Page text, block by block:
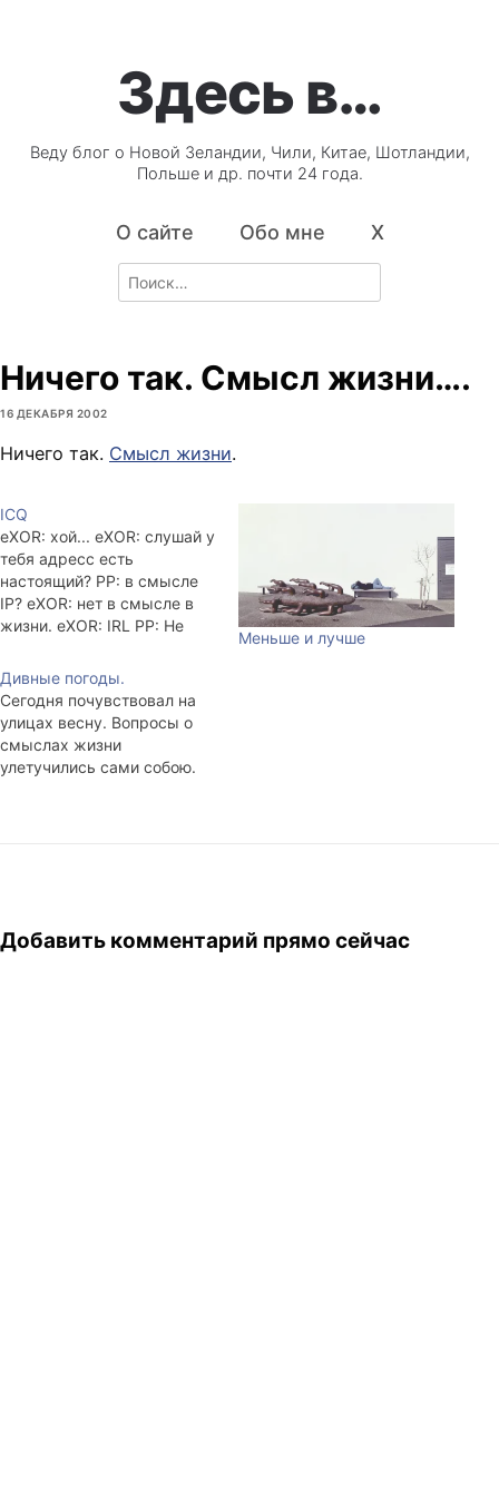
Здесь в…
Веду блог о Новой Зеландии, Чили, Китае, Шотландии,
Польше и др. почти 24 года.
О сайте Обо мне X
Search
for:
Ничего так. Смысл жизни….
16 ДЕКАБРЯ 2002
Ничего так. Смысл жизни.
ICQ
eXOR: хой... eXOR: слушай у
тебя адресс есть
настоящий? PP: в смысле
IP? eXOR: нет в смысле в
жизни. eXOR: IRL PP: Не
понимаешь? PP: ЧЁ ТЕБЕ
НАДО?! eXOR: я хочу фильм
купить у гоблина, а мне его
получить некуда. PP: (мой
адрес) Заработался...
Меньше и лучше
Дивные погоды.
Сегодня почувствовал на
улицах весну. Вопросы о
смыслах жизни
улетучились сами собою.
Добавить комментарий прямо сейчас